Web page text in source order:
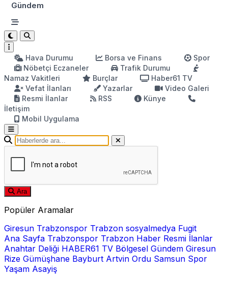
Gündem
Hava Durumu Borsa ve Finans
Spor
Nöbetçi Eczaneler
Trafik Durumu
Namaz Vakitleri
Burçlar
Haber61 TV
Vefat İlanları
Yazarlar
Video Galeri
Resmi İlanlar
RSS
Künye
İletişim
Mobil Uygulama
Ara
Popüler Aramalar
Giresun Trabzonspor Trabzon sosyalmedya Fugit
Ana Sayfa Trabzonspor Trabzon Haber Resmi İlanlar
Anahtar Deliği HABER61 TV Bölgesel Gündem Giresun
Rize Gümüşhane Bayburt Artvin Ordu Samsun Spor
Yaşam Asayiş